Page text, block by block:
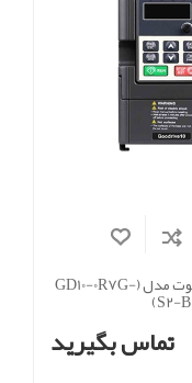
اینورتر تکفاز اینوت مدل (GD10-0R7G-
S2-B)
تماس بگیرید